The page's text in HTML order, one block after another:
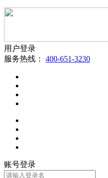
用户登录
服务热线： 400-651-3230
账号登录